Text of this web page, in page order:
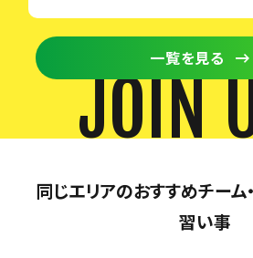
一覧を見る
JOIN
同じエリアのおすすめチーム
習い事